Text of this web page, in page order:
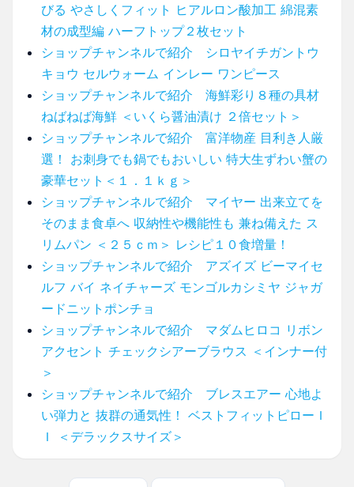
びる やさしくフィット ヒアルロン酸加工 綿混素
材の成型編 ハーフトップ２枚セット
ショップチャンネルで紹介 シロヤイチガントウ
キョウ セルウォーム インレー ワンピース
ショップチャンネルで紹介 海鮮彩り８種の具材
ねばねば海鮮 ＜いくら醤油漬け ２倍セット＞
ショップチャンネルで紹介 富洋物産 目利き人厳
選！ お刺身でも鍋でもおいしい 特大生ずわい蟹の
豪華セット＜１．１ｋｇ＞
ショップチャンネルで紹介 マイヤー 出来立てを
そのまま食卓へ 収納性や機能性も 兼ね備えた ス
リムパン ＜２５ｃｍ＞ レシピ１０食増量！
ショップチャンネルで紹介 アズイズ ビーマイセ
ルフ バイ ネイチャーズ モンゴルカシミヤ ジャガ
ードニットポンチョ
ショップチャンネルで紹介 マダムヒロコ リボン
アクセント チェックシアーブラウス ＜インナー付
＞
ショップチャンネルで紹介 ブレスエアー 心地よ
い弾力と 抜群の通気性！ ベストフィットピローＩ
Ｉ ＜デラックスサイズ＞